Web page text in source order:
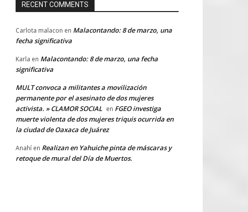
RECENT COMMENTS
Carlota malacon en Malacontando: 8 de marzo, una
fecha significativa
Karla en Malacontando: 8 de marzo, una fecha
significativa
MULT convoca a militantes a movilización
permanente por el asesinato de dos mujeres
activista. » CLAMOR SOCIAL en FGEO investiga
muerte violenta de dos mujeres triquis ocurrida en
la ciudad de Oaxaca de Juárez
Anahí en Realizan en Yahuiche pinta de máscaras y
retoque de mural del Día de Muertos.